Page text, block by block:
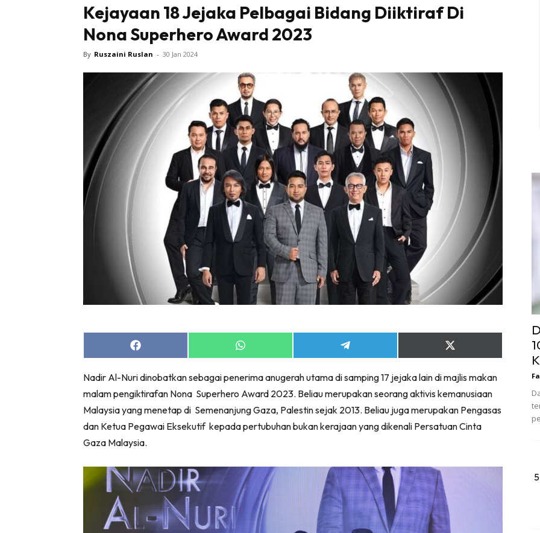
Kejayaan 18 Jejaka Pelbagai Bidang Diiktiraf Di
Nona Superhero Award 2023
By Ruszaini Ruslan - 30 Jan 2024
Share
on
Share
on
Share
on
Share
on
(Twitter)
Nadir Al-Nuri dinobatkan sebagai penerima anugerah utama di samping 17 jejaka lain di majlis makan
malam pengiktirafan Nona Superhero Award 2023. Beliau merupakan seorang aktivis kemanusiaan
Malaysia yang menetap di Semenanjung Gaza, Palestin sejak 2013. Beliau juga merupakan Pengasas
dan Ketua Pegawai Eksekutif kepada pertubuhan bukan kerajaan yang dikenali Persatuan Cinta
Gaza Malaysia.